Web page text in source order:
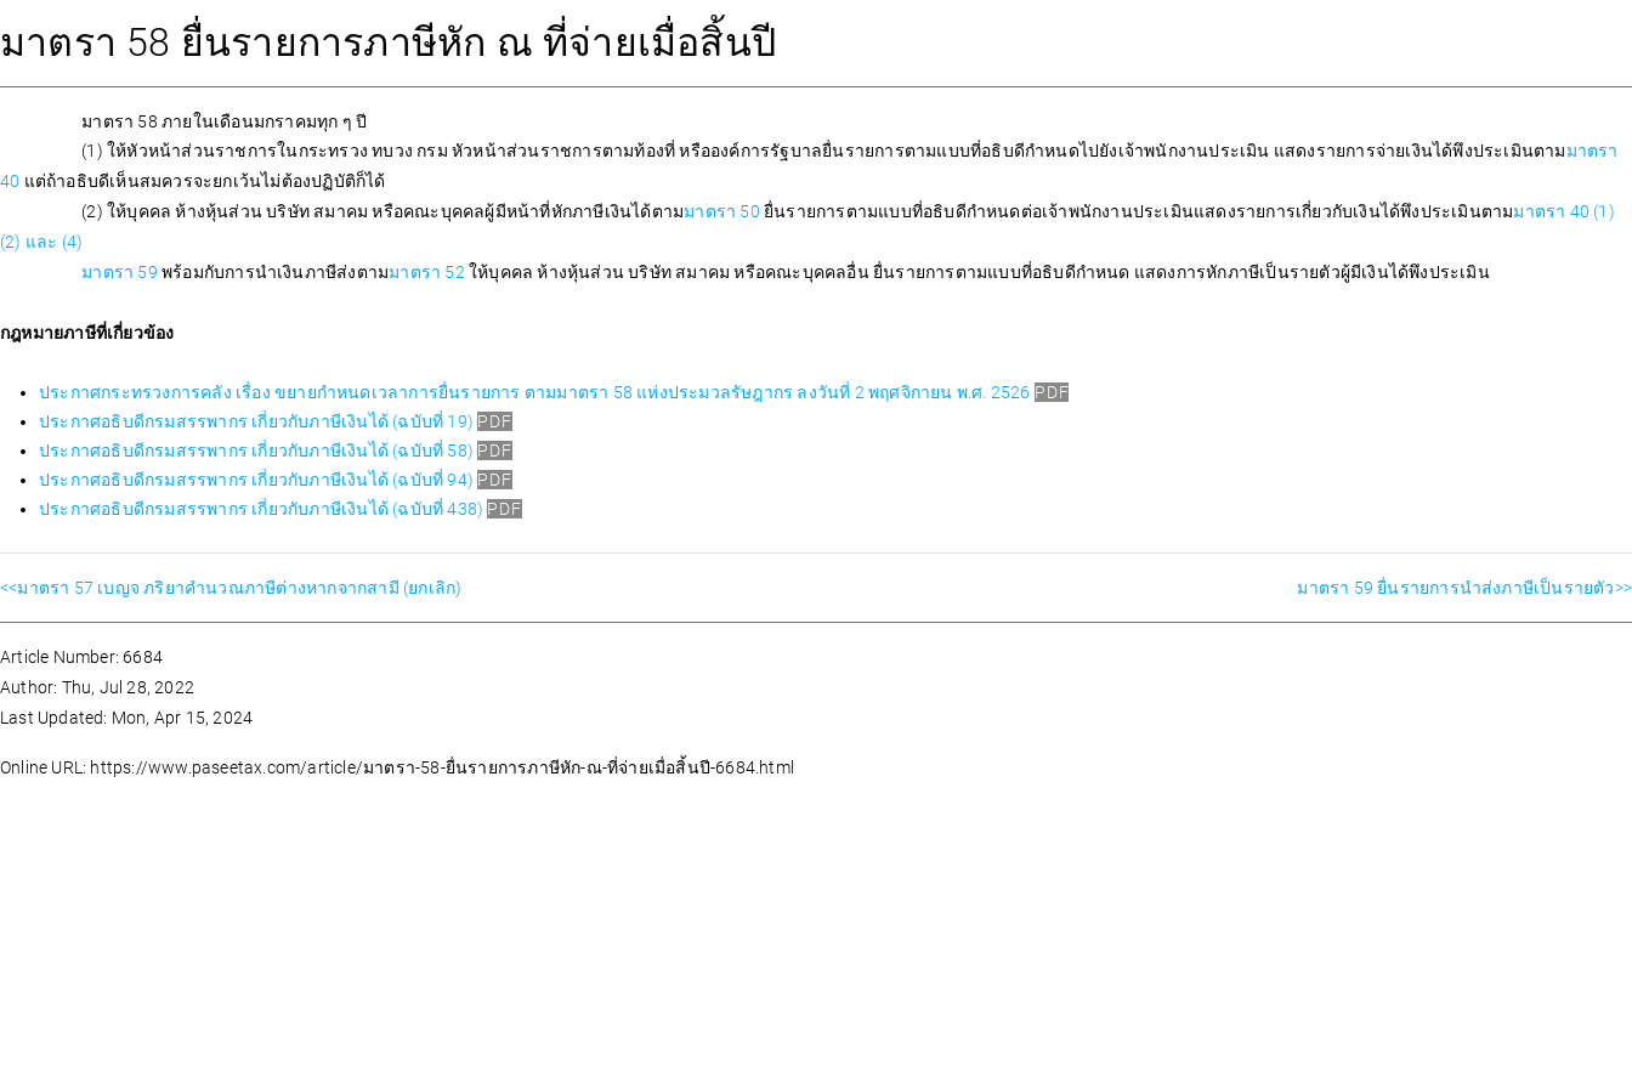
มาตรา 58 ยื่นรายการภาษีหัก ณ ที่จ่ายเมื่อสิ้นปี
มาตรา 58 ภายในเดือนมกราคมทุก ๆ ปี
(1) ให้หัวหน้าส่วนราชการในกระทรวง ทบวง กรม หัวหน้าส่วนราชการตามท้องที่ หรือองค์การรัฐบาลยื่นรายการตามแบบที่อธิบดีกำหนดไปยังเจ้าพนักงานประเมิน แสดงรายการจ่ายเงินได้พึงประเมินตามมาตรา
40 แต่ถ้าอธิบดีเห็นสมควรจะยกเว้นไม่ต้องปฏิบัติก็ได้
(2) ให้บุคคล ห้างหุ้นส่วน บริษัท สมาคม หรือคณะบุคคลผู้มีหน้าที่หักภาษีเงินได้ตามมาตรา 50 ยื่นรายการตามแบบที่อธิบดีกำหนดต่อเจ้าพนักงานประเมินแสดงรายการเกี่ยวกับเงินได้พึงประเมินตามมาตรา 40 (1)
(2) และ (4)
มาตรา 59 พร้อมกับการนำเงินภาษีส่งตามมาตรา 52 ให้บุคคล ห้างหุ้นส่วน บริษัท สมาคม หรือคณะบุคคลอื่น ยื่นรายการตามแบบที่อธิบดีกำหนด แสดงการหักภาษีเป็นรายตัวผู้มีเงินได้พึงประเมิน
กฎหมายภาษีที่เกี่ยวข้อง
ประกาศกระทรวงการคลัง เรื่อง ขยายกำหนดเวลาการยื่นรายการ ตามมาตรา 58 แห่งประมวลรัษฎากร ลงวันที่ 2 พฤศจิกายน พ.ศ. 2526 PDF
ประกาศอธิบดีกรมสรรพากร เกี่ยวกับภาษีเงินได้ (ฉบับที่ 19) PDF
ประกาศอธิบดีกรมสรรพากร เกี่ยวกับภาษีเงินได้ (ฉบับที่ 58) PDF
ประกาศอธิบดีกรมสรรพากร เกี่ยวกับภาษีเงินได้ (ฉบับที่ 94) PDF
ประกาศอธิบดีกรมสรรพากร เกี่ยวกับภาษีเงินได้ (ฉบับที่ 438) PDF
<<มาตรา 57 เบญจ ภริยาคำนวณภาษีต่างหากจากสามี (ยกเลิก) มาตรา 59 ยื่นรายการนำส่งภาษีเป็นรายตัว>>
Article Number: 6684
Author: Thu, Jul 28, 2022
Last Updated: Mon, Apr 15, 2024
Online URL: https://www.paseetax.com/article/มาตรา-58-ยื่นรายการภาษีหัก-ณ-ที่จ่ายเมื่อสิ้นปี-6684.html